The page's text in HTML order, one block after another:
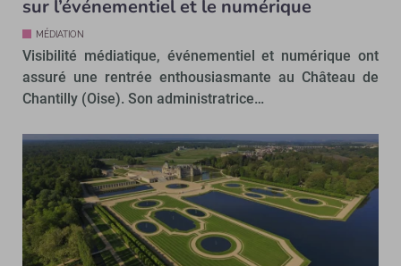
sur l’événementiel et le numérique
MÉDIATION
Visibilité médiatique, événementiel et numérique ont
assuré une rentrée enthousiasmante au Château de
Chantilly (Oise). Son administratrice…